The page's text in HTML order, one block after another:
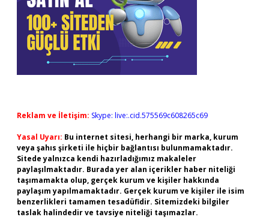
Reklam ve İletişim: Skype: live:.cid.575569c608265c69
Yasal Uyarı: Bu internet sitesi, herhangi bir marka, kurum
veya şahıs şirketi ile hiçbir bağlantısı bulunmamaktadır.
Sitede yalnızca kendi hazırladığımız makaleler
paylaşılmaktadır. Burada yer alan içerikler haber niteliği
taşımamakta olup, gerçek kurum ve kişiler hakkında
paylaşım yapılmamaktadır. Gerçek kurum ve kişiler ile isim
benzerlikleri tamamen tesadüfidir. Sitemizdeki bilgiler
taslak halindedir ve tavsiye niteliği taşımazlar.